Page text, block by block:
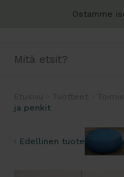
Ostamme
ja penkit
Edellinen tuote